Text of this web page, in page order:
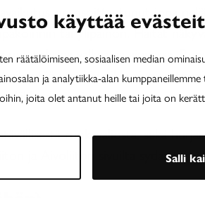
käyttää
räätälöimiseen, sosiaalisen median
ja analytiikka-alan
joita olet antanut heille tai joita on
Salli
on osoittautunut jopa neljä
tai ylipainon. Haitat
valkeassa aineessa.
etenkin pikkuaivojen
liikkeiden sujuvuudessa.
ruokavaliosta, sekä
ja Aivoliiton sivuilta sydan.fi ja